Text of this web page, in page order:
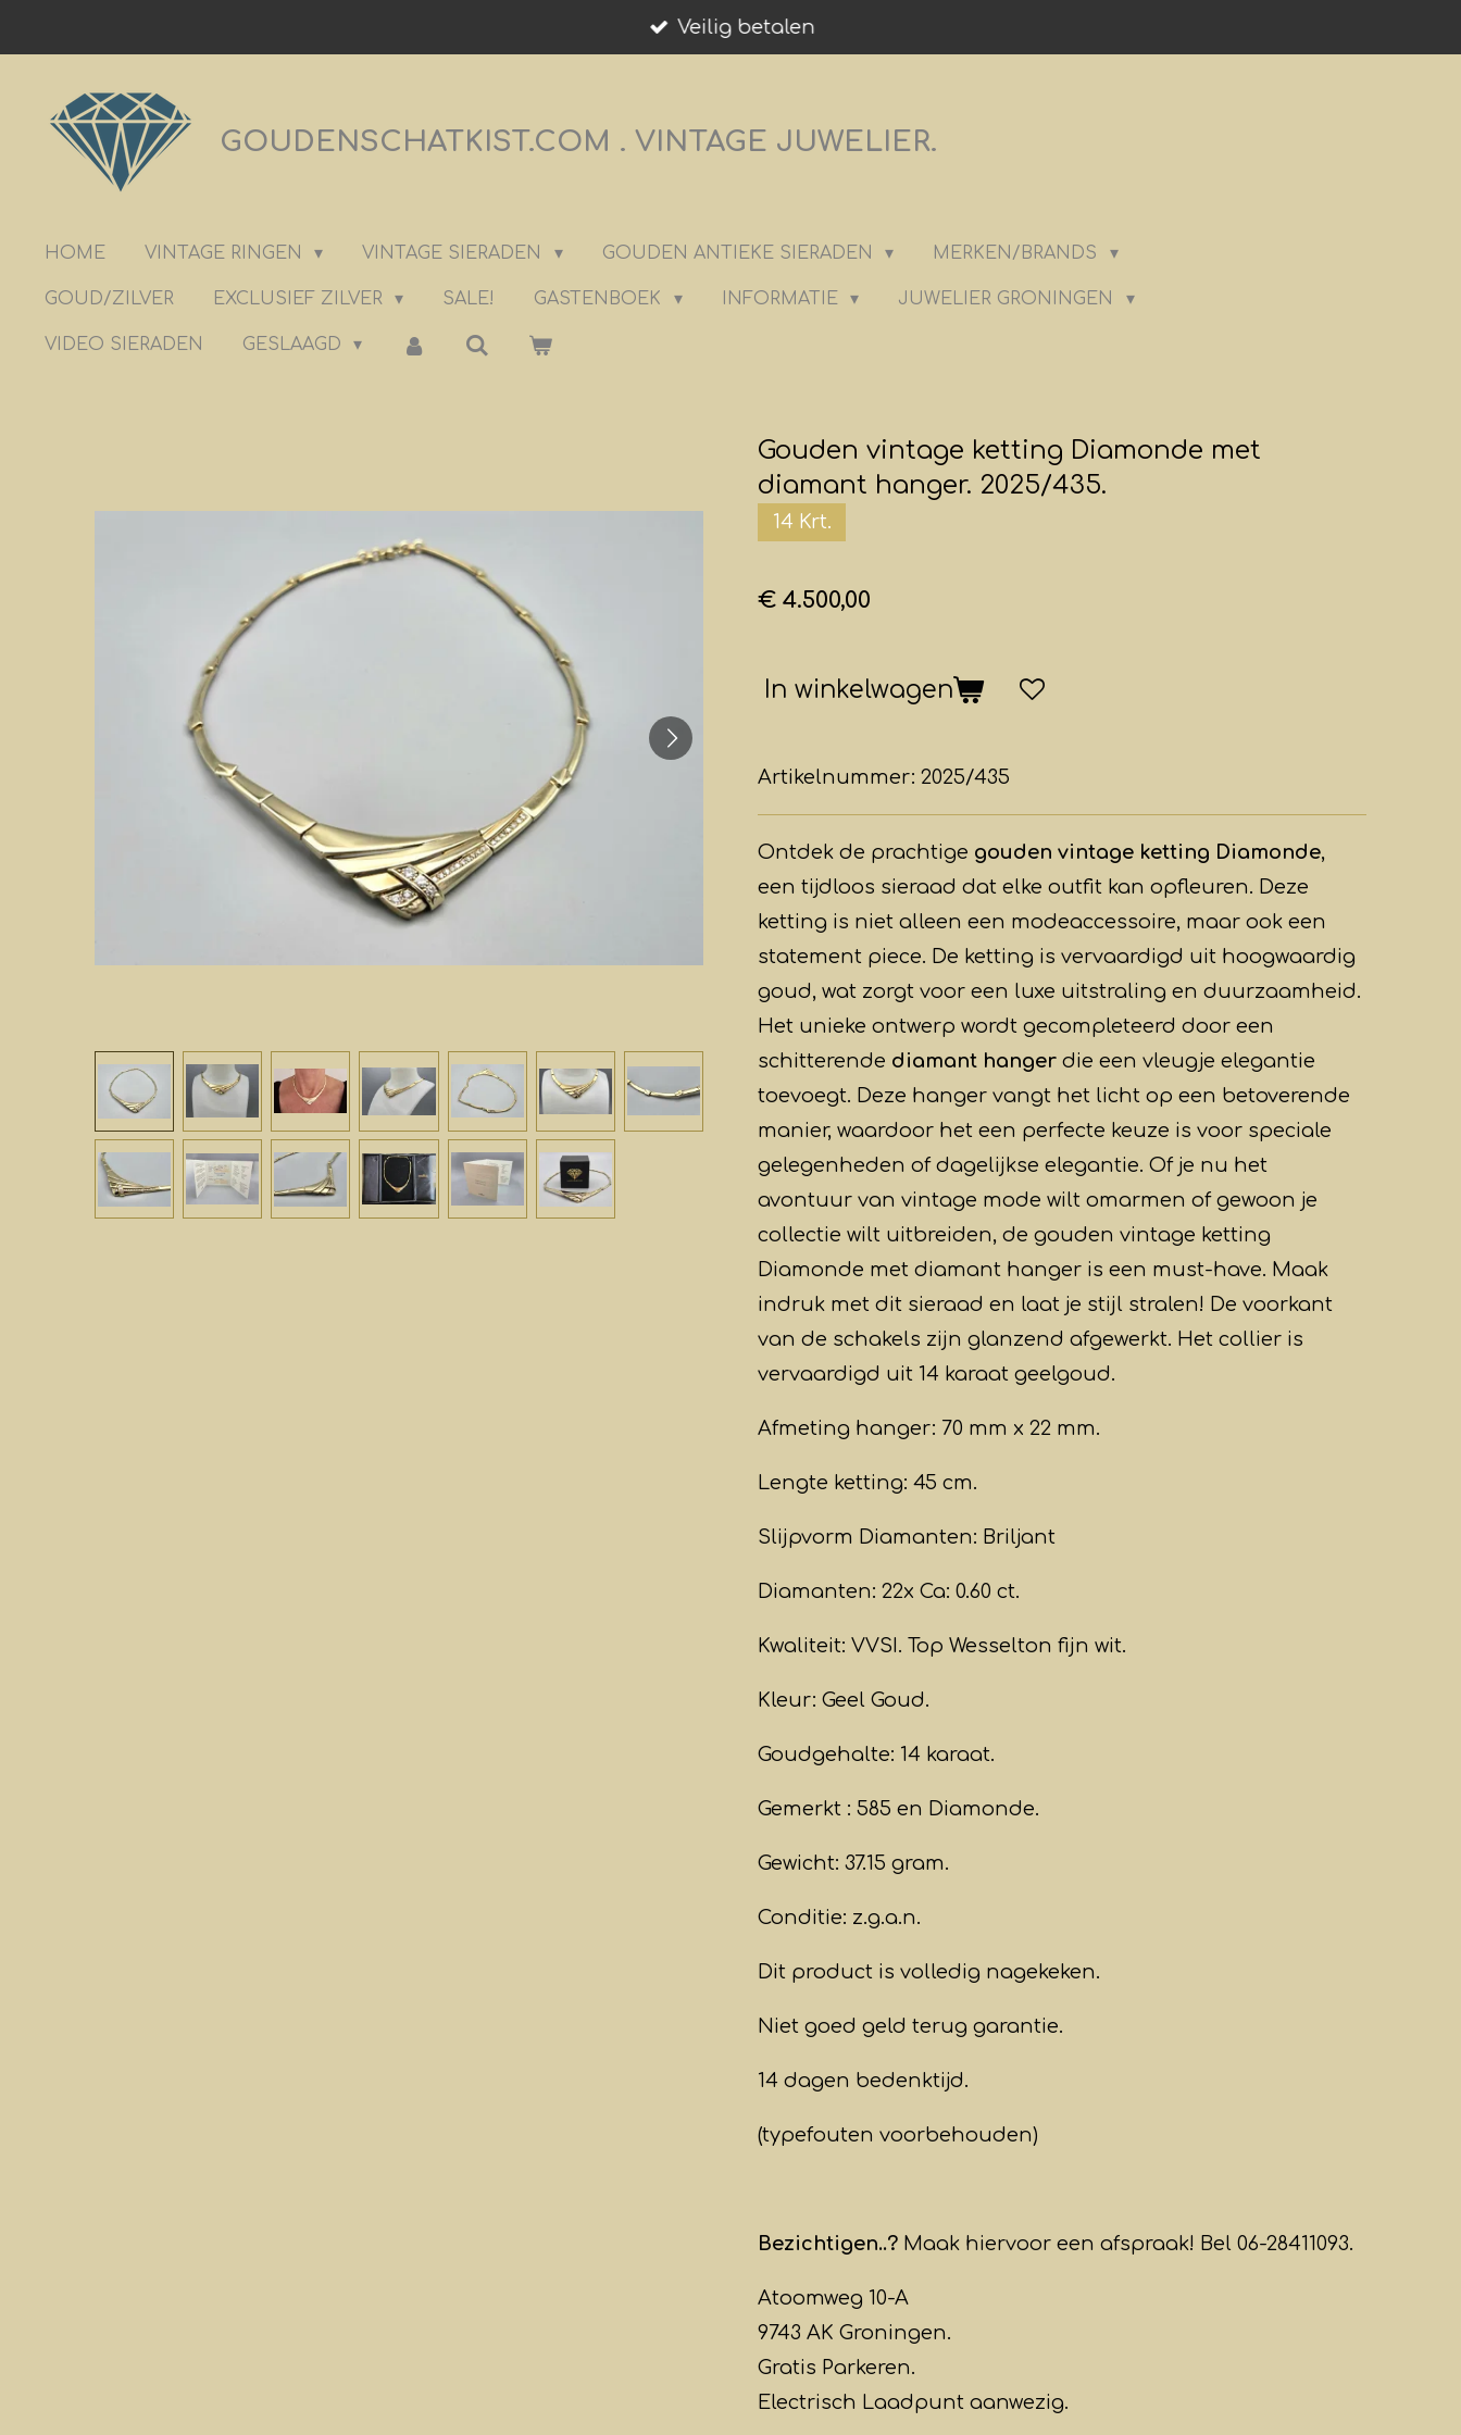
hoofdinhoud
Veilig betalen
GOUDENSCHATKIST.COM . VINTAGE JUWELIER.
HOME VINTAGE RINGEN VINTAGE SIERADEN GOUDEN ANTIEKE SIERADEN MERKEN/BRANDS
GOUD/ZILVER EXCLUSIEF ZILVER SALE! GASTENBOEK INFORMATIE JUWELIER GRONINGEN
VIDEO SIERADEN GESLAAGD
Gouden vintage ketting Diamonde met
diamant hanger. 2025/435.
14 Krt.
€ 4.500,00
In winkelwagen
Artikelnummer: 2025/435
Ontdek de prachtige gouden vintage ketting Diamonde,
een tijdloos sieraad dat elke outfit kan opfleuren. Deze
ketting is niet alleen een modeaccessoire, maar ook een
statement piece. De ketting is vervaardigd uit hoogwaardig
goud, wat zorgt voor een luxe uitstraling en duurzaamheid.
Het unieke ontwerp wordt gecompleteerd door een
schitterende diamant hanger die een vleugje elegantie
toevoegt. Deze hanger vangt het licht op een betoverende
manier, waardoor het een perfecte keuze is voor speciale
gelegenheden of dagelijkse elegantie. Of je nu het
avontuur van vintage mode wilt omarmen of gewoon je
collectie wilt uitbreiden, de gouden vintage ketting
Diamonde met diamant hanger is een must-have. Maak
indruk met dit sieraad en laat je stijl stralen! De voorkant
van de schakels zijn glanzend afgewerkt. Het collier is
vervaardigd uit 14 karaat geelgoud.
Afmeting hanger: 70 mm x 22 mm.
Lengte ketting: 45 cm.
Slijpvorm Diamanten: Briljant
Diamanten: 22x Ca: 0.60 ct.
Kwaliteit: VVSI. Top Wesselton fijn wit.
Kleur: Geel Goud.
Goudgehalte: 14 karaat.
Gemerkt : 585 en Diamonde.
Gewicht: 37.15 gram.
Conditie: z.g.a.n.
Dit product is volledig nagekeken.
Niet goed geld terug garantie.
14 dagen bedenktijd.
(typefouten voorbehouden)
Bezichtigen..? Maak hiervoor een afspraak! Bel 06-28411093.
Atoomweg 10-A
9743 AK Groningen.
Gratis Parkeren.
Electrisch Laadpunt aanwezig.